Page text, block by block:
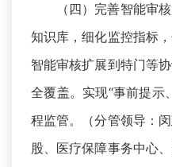
（四）完善智能审
知识库，细化监控指标
智能审核扩展到特门等
全覆盖。实现“事前提示
程监管。（分管领导：
股、医疗保障事务中心